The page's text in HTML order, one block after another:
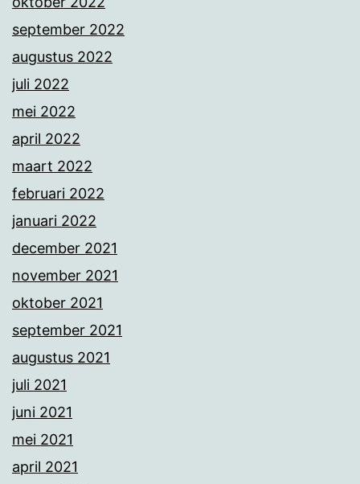
september 2022
augustus 2022
juli 2022
mei 2022
april 2022
maart 2022
februari 2022
januari 2022
december 2021
november 2021
oktober 2021
september 2021
augustus 2021
juli 2021
juni 2021
mei 2021
april 2021